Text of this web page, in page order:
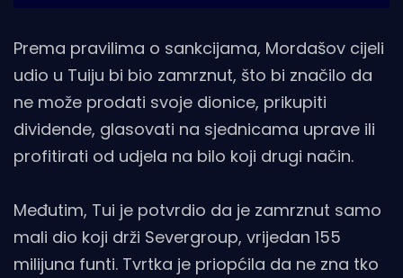
Prema pravilima o sankcijama, Mordašov cijeli
udio u Tuiju bi bio zamrznut, što bi značilo da
ne može prodati svoje dionice, prikupiti
dividende, glasovati na sjednicama uprave ili
profitirati od udjela na bilo koji drugi način.
Međutim, Tui je potvrdio da je zamrznut samo
mali dio koji drži Severgroup, vrijedan 155
milijuna funti. Tvrtka je priopćila da ne zna tko